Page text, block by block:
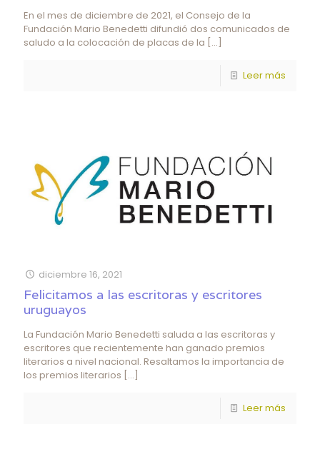
En el mes de diciembre de 2021, el Consejo de la
Fundación Mario Benedetti difundió dos comunicados de
saludo a la colocación de placas de la […]
Leer más
diciembre 16, 2021
Felicitamos a las escritoras y escritores
uruguayos
La Fundación Mario Benedetti saluda a las escritoras y
escritores que recientemente han ganado premios
literarios a nivel nacional. Resaltamos la importancia de
los premios literarios […]
Leer más